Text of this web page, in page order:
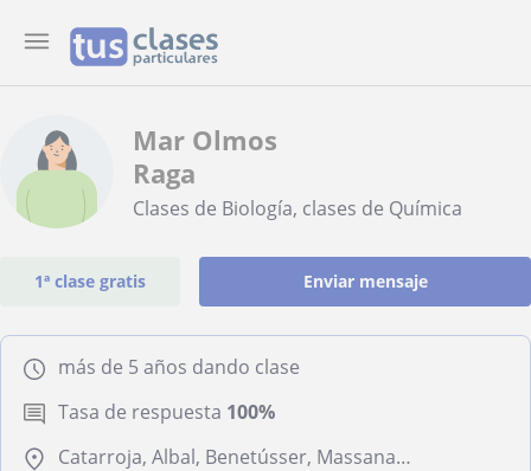
Mar Olmos
Raga
Clases de Biología, clases de Química
1ª clase gratis Enviar mensaje
más de 5 años dando clase
Tasa de respuesta 100%
Catarroja, Albal, Benetússer, Massanassa, Paiporta